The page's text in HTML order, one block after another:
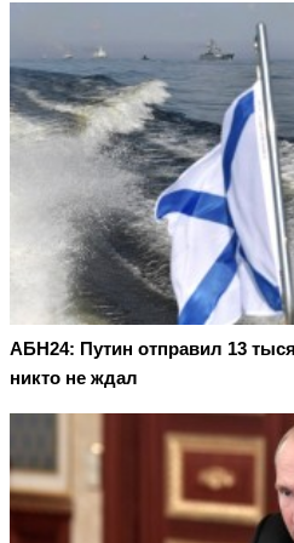
АБН24: Путин отправил 13
никто не ждал